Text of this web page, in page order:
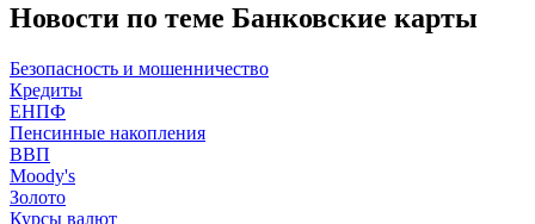
Новости по теме Банковские карты
Безопасность и мошенничество
Кредиты
ЕНПФ
Пенсинные накопления
ВВП
Moody's
Золото
Курсы валют